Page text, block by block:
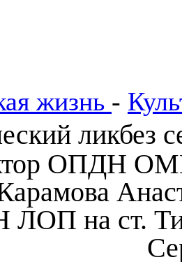
жизнь -
ликбез
ОПДН
на ст.